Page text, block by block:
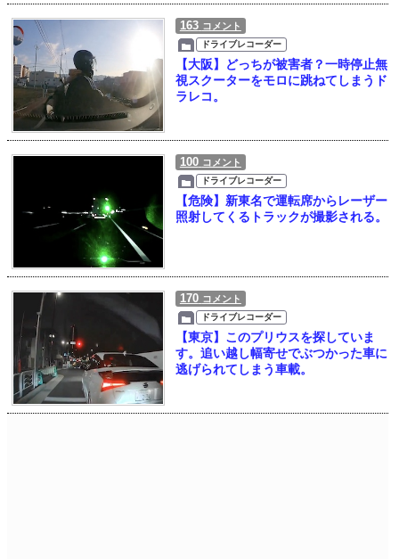
163 コメント
ドライブレコーダー
【大阪】どっちが被害者？一時停止無
視スクーターをモロに跳ねてしまうド
ラレコ。
100 コメント
ドライブレコーダー
【危険】新東名で運転席からレーザー
照射してくるトラックが撮影される。
170 コメント
ドライブレコーダー
【東京】このプリウスを探していま
す。追い越し幅寄せでぶつかった車に
逃げられてしまう車載。